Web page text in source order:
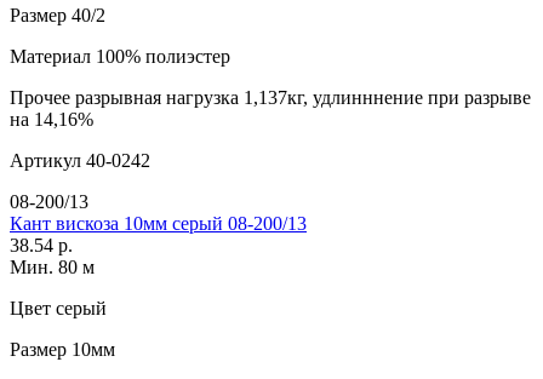
Размер 40/2
Материал 100% полиэстер
Прочее разрывная нагрузка 1,137кг, удлинннение при разрыве
на 14,16%
Артикул 40-0242
08-200/13
Кант вискоза 10мм серый 08-200/13
38.54 р.
Мин. 80 м
Цвет серый
Размер 10мм